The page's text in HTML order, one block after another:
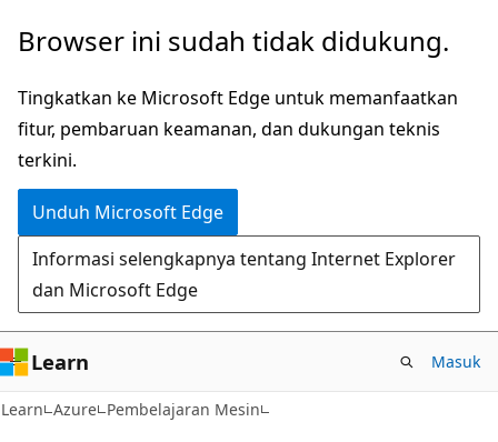
Lompati
konten
utama
Browser ini sudah tidak didukung.
Tingkatkan ke Microsoft Edge untuk memanfaatkan
fitur, pembaruan keamanan, dan dukungan teknis
terkini.
Unduh Microsoft Edge
Informasi selengkapnya tentang Internet Explorer
dan Microsoft Edge
Learn Masuk
Learn Azure Pembelajaran Mesin